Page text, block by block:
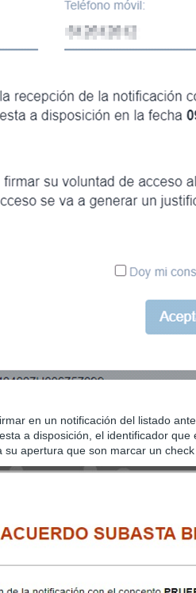
en un notificación del listado
a disposición, el identificador
apertura que son marcar un